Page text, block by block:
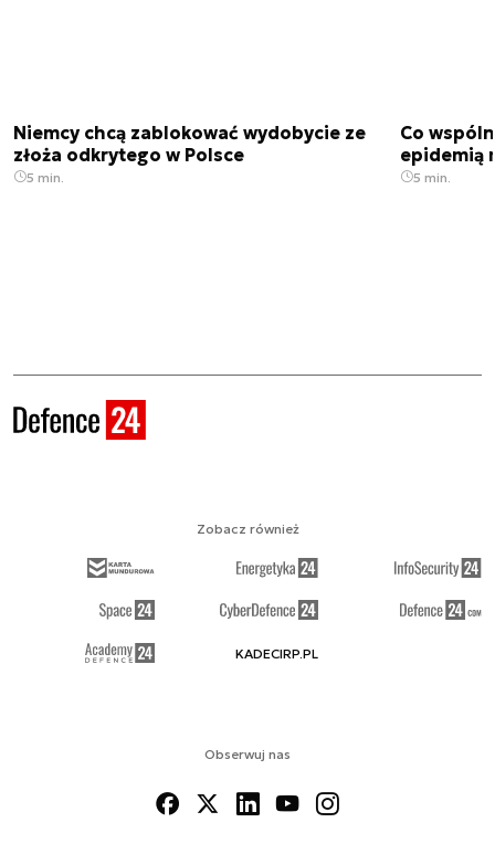
Niemcy chcą zablokować wydobycie ze
złoża odkrytego w Polsce
5 min.
Co
epidemią
5 min.
Obserwuj nas
Zobacz również
KADECIRP.PL